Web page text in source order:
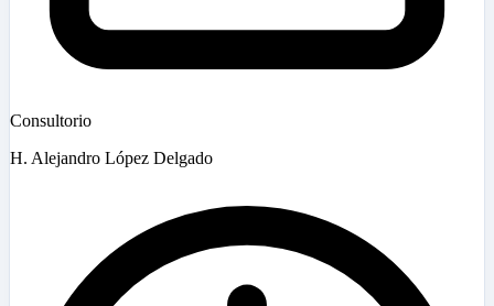
Consultorio
H. Alejandro López Delgado